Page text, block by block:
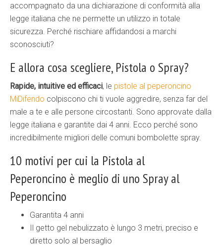
accompagnato da una dichiarazione di conformità alla
legge italiana che ne permette un utilizzo in totale
sicurezza. Perché rischiare affidandosi a marchi
sconosciuti?
E allora cosa scegliere, Pistola o Spray?
Rapide, intuitive ed efficaci, le pistole al peperoncino
MiDifendo colpiscono chi ti vuole aggredire, senza far del
male a te e alle persone circostanti. Sono approvate dalla
legge italiana e garantite dai 4 anni. Ecco perché sono
incredibilmente migliori delle comuni bombolette spray.
10 motivi per cui la Pistola al
Peperoncino è meglio di uno Spray al
Peperoncino
Garantita 4 anni
Il getto gel nebulizzato è lungo 3 metri, preciso e
diretto solo al bersaglio